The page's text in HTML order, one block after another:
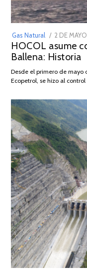
Gas Natural
POSTED
ON
2 DE
HOCOL asume
Ballena: Historia
Desde el primero de mayo
Ecopetrol, se hizo al